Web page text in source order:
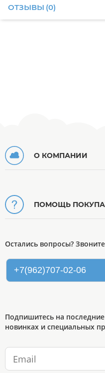
ОТЗЫВЫ (0)
О КОМПАНИИ
ПОМОЩЬ
Остались вопросы?
+7(962)707-02-06
Подпишитесь на
новинках и специальных